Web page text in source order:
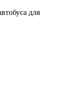
для